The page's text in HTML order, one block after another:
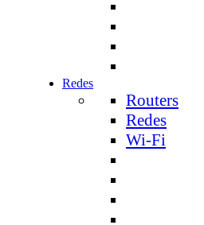
Redes
Routers
Redes
Wi-Fi